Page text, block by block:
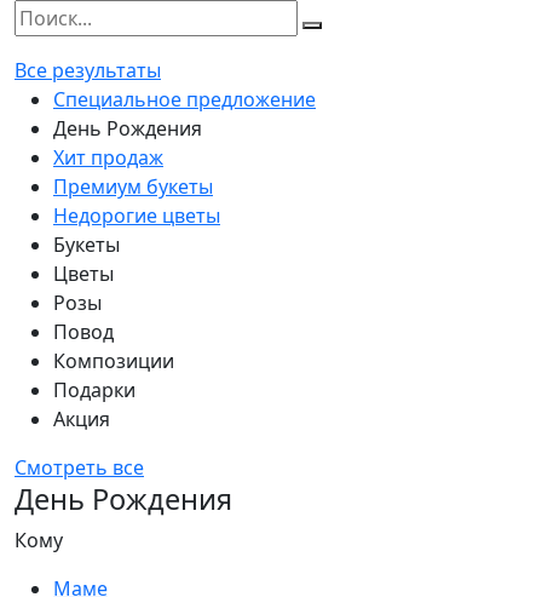
Все результаты
Специальное предложение
День Рождения
Хит продаж
Премиум букеты
Недорогие цветы
Букеты
Цветы
Розы
Повод
Композиции
Подарки
Акция
Смотреть все
День Рождения
Кому
Маме